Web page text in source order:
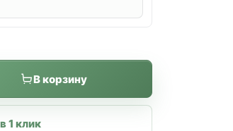
В корзину
1 клик